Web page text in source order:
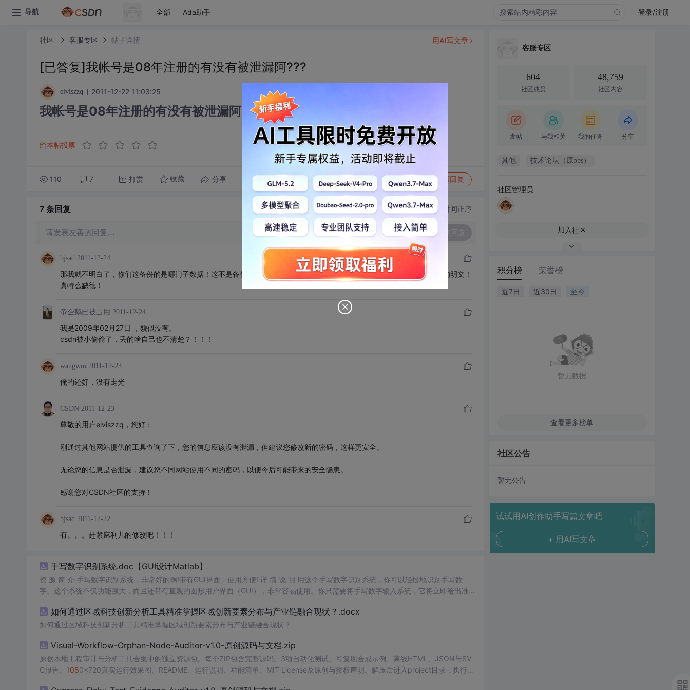
导航 全部 Ada助手 登录/注册
社区 客服专区 帖子详情
[已答复]我帐号是08年注册的有没有被泄漏阿???
elviszzq 2011-12-22 11:03:25
我帐号是08年注册的有没有被泄漏阿???
给本帖投票
110 7 打赏 收藏 分享 转发到动态 举报 写回复
用AI写文章
7 条回复 切换为时间正序
请发表友善的回复… 发表回复
bjsad 2011-12-24
那我就不明白了，你们这备份的是哪门子数据！这不是备份09年以前的数据吗？为什么有的丢了有的没丢？！你们成心弄的明文！
真特么缺德！
帝企鹅已被占用 2011-12-24
我是2009年02月27日 ，貌似没有。
csdn被小偷偷了，丢的啥自己也不清楚？！！！
wangwm 2011-12-23
俺的还好，没有走光
CSDN 2011-12-23
尊敬的用户elviszzq，您好：
刚通过其他网站提供的工具查询了下，您的信息应该没有泄漏，但建议您修改新的密码，这样更安全。
无论您的信息是否泄漏，建议您不同网站使用不同的密码，以便今后可能带来的安全隐患。
感谢您对CSDN社区的支持！
bjsad 2011-12-22
有。。。赶紧麻利儿的修改吧！！！
手写数字识别系统.doc【GUI设计Matlab】
资 源 简 介 手写数字识别系统，非常好的啊!带有GUI界面，使用方便! 详 情 说 明 用这个手写数字识别系统，你可以轻松地识别手写数
字。这个系统不仅功能强大，而且还带有直观的图形用户界面（GUI），非常容易使用。你只需要将手写数字输入系统，它将立即给出准确
便和实用的工具，你一定会喜欢它的！
如何通过区域科技创新分析工具精准掌握区域创新要素分布与产业链融合现状？.docx
如何通过区域科技创新分析工具精准掌握区域创新要素分布与产业链融合现状？
Visual-Workflow-Orphan-Node-Auditor-v1.0-原创源码与文档.zip
原创本地工程审计与分析工具合集中的独立资源包。每个ZIP包含完整源码、3项自动化测试、可复现合成示例、离线HTML、JSON与SV
G报告、1080×720真实运行效果图、README、运行说明、功能清单、MIT License及原创与授权声明。解压后进入project目录，执行np
客服专区
604
社区成员
48,759
社区内容
发帖 与我相关 我的任务 分享
其他 技术论坛（原bbs）
社区管理员
加入社区
积分榜 荣誉榜
近7日 近30日 至今
暂无数据
查看更多榜单
社区公告
暂无公告
试试用AI创作助手写篇文章吧
+ 用AI写文章